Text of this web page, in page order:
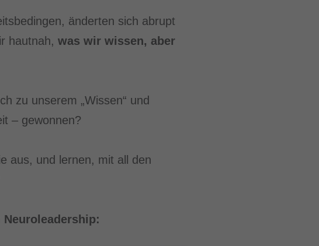
änderten sich abrupt
hautnah, was wir wissen, aber
zu unserem „Wissen“ und
– gewonnen?
aus, und lernen, mit all den
Neuroleadership: